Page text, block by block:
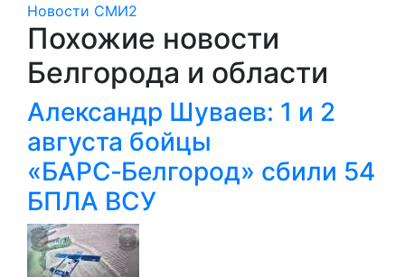
Новости СМИ2
Похожие новости
Белгорода и области
Александр Шуваев: 1 и 2
августа бойцы
«БАРС‑Белгород» сбили 54
БПЛА ВСУ